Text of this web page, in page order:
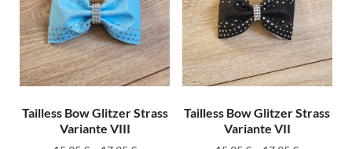
Tailless Bow Glitzer Strass
Variante VIII
Tailless Bow Glitzer Strass
Variante VII